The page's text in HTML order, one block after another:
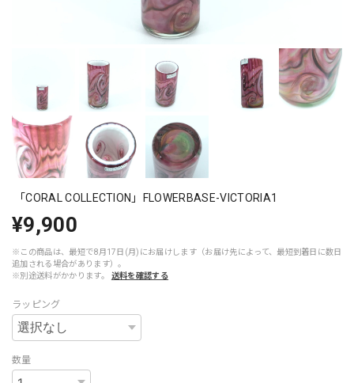
「CORAL COLLECTION」FLOWERBASE-VICTORIA1
¥9,900
※この商品は、最短で8月17日(月)にお届けします（お届け先によって、最短到着日に数日
追加される場合があります）。
※別途送料がかかります。
送料を確認する
ラッピング
数量